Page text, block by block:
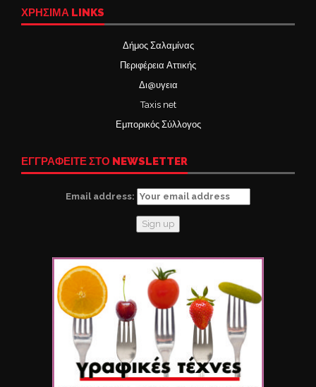
ΧΡΉΣΙΜΑ LINKS
Δήμος Σαλαμίνας
Περιφέρεια Αττικής
Δι@υγεια
Taxis net
Εμπορικός Σύλλογος
ΕΓΓΡΑΦΕΙΤΕ ΣΤΟ NEWSLETTER
Email address: